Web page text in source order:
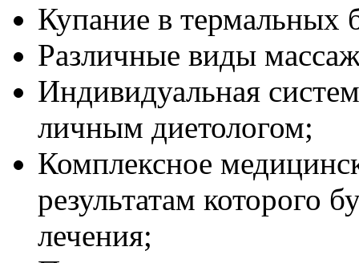
Купание в термальных
Различные виды
Индивидуальная
личным диетологом;
Комплексное
результатам которого
лечения;